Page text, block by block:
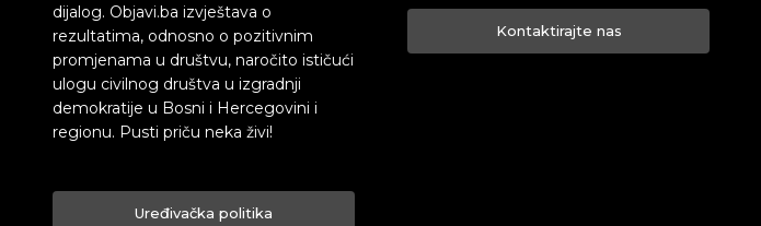
dijalog. Objavi.ba izvještava o
rezultatima, odnosno o pozitivnim
promjenama u društvu, naročito ističući
ulogu civilnog društva u izgradnji
demokratije u Bosni i Hercegovini i
regionu. Pusti priču neka živi!
Uređivačka politika
Kontaktirajte nas